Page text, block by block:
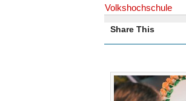
Volkshochschule
Share This